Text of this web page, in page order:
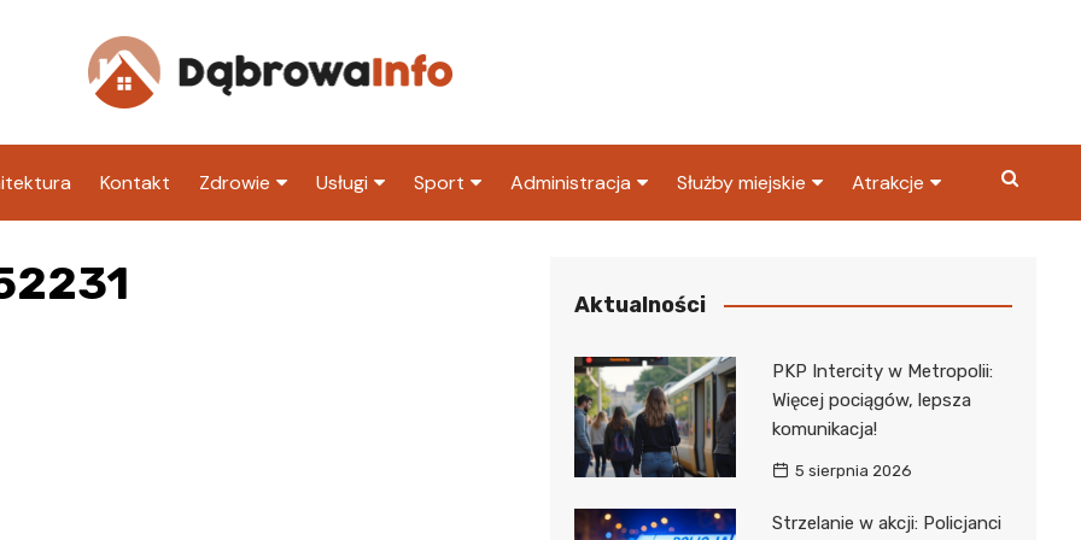
Kontakt Zdrowie Usługi Sport Administracja
Urząd Skarbowy
Służby miejskie
Policja
Atrakcje
Aktualności
PKP Intercity w Metropolii:
Więcej pociągów, lepsza
komunikacja!
5 sierpnia 2026
Strzelanie w akcji: Policjanci